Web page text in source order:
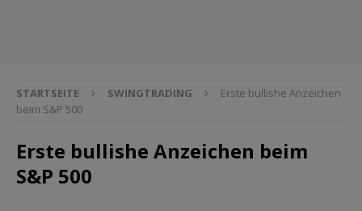
STARTSEITE SWINGTRADING
Erste bullishe Anzeichen
beim S&P 500
Erste bullishe Anzeichen beim
S&P 500